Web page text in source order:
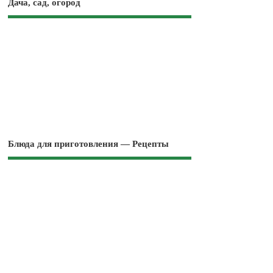
Дача, сад, огород
Блюда для приготовления — Рецепты